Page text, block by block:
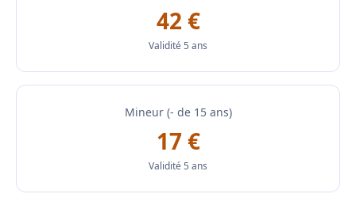
42 €
Validité 5 ans
Mineur (- de 15 ans)
17 €
Validité 5 ans